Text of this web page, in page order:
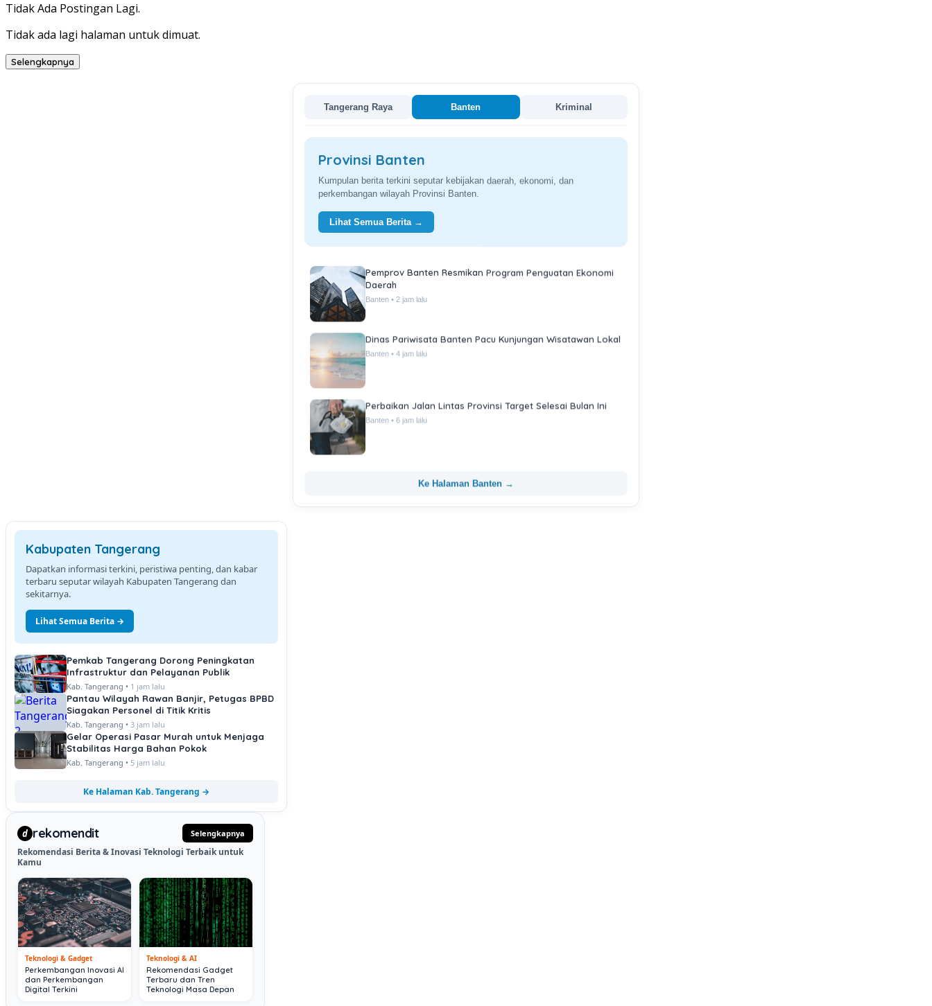
Tidak Ada Postingan Lagi.
Tidak ada lagi halaman untuk dimuat.
Selengkapnya
Tangerang Raya Banten Kriminal
Provinsi Banten
Kumpulan berita terkini seputar kebijakan daerah, ekonomi, dan
perkembangan wilayah Provinsi Banten.
Lihat Semua Berita →
Pemprov Banten Resmikan Program Penguatan Ekonomi
Daerah
Banten • 2 jam lalu
Dinas Pariwisata Banten Pacu Kunjungan Wisatawan Lokal
Banten • 4 jam lalu
Perbaikan Jalan Lintas Provinsi Target Selesai Bulan Ini
Banten • 6 jam lalu
Ke Halaman Banten →
Kabupaten Tangerang
Dapatkan informasi terkini, peristiwa penting, dan kabar
terbaru seputar wilayah Kabupaten Tangerang dan
sekitarnya.
Lihat Semua Berita →
Pemkab Tangerang Dorong Peningkatan
Infrastruktur dan Pelayanan Publik
Kab. Tangerang • 1 jam lalu
Pantau Wilayah Rawan Banjir, Petugas BPBD
Siagakan Personel di Titik Kritis
Kab. Tangerang • 3 jam lalu
Gelar Operasi Pasar Murah untuk Menjaga
Stabilitas Harga Bahan Pokok
Kab. Tangerang • 5 jam lalu
Ke Halaman Kab. Tangerang →
d rekomendit Selengkapnya
Rekomendasi Berita & Inovasi Teknologi Terbaik untuk
Kamu
Teknologi & Gadget
Perkembangan Inovasi AI
dan Perkembangan
Digital Terkini
Teknologi & AI
Rekomendasi Gadget
Terbaru dan Tren
Teknologi Masa Depan